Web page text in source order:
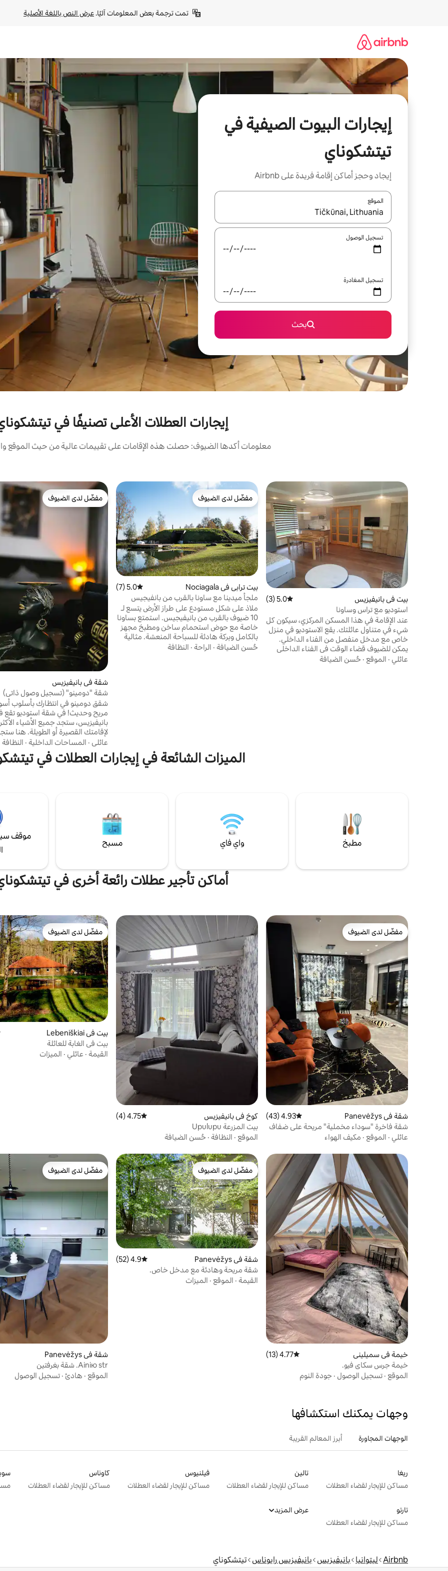
تمت ترجمة بعض المعلومات آليًا. عرض النص باللغة الأصلية
إيجارات البيوت الصيفية في
تيتشكوناي
إيجاد وحجز أماكن إقامة فريدة على Airbnb
الموقع
عند توفر النتائج، انتقل باستخدام السهمين لأعلى ولأسفل أو استكشف عن طريق اللمس أو السحب.
تسجيل الوصول
تسجيل المغادرة
بحث
إيجارات العطلات الأعلى تصنيفًا في
معلومات أكدها الضيوف: حصلت هذه الإقامات على تقييمات عالية من حيث الموقع
بيت في بانيفيزيس متوسط التقييم 5.0 من 5، 3 مراجعات
5.0 (3)
استوديو مع تراس وساونا
عند الإقامة في هذا المسكن المركزي، سيكون كل
شيء في متناول عائلتك. يقع الاستوديو في منزل
خاص مع مدخل منفصل من الفناء الداخلي.
يمكن للضيوف قضاء الوقت في الفناء الداخلي
للمنزل، وفي الشرفة الخارجية، واستخدام الساونا
والشواية الخارجية (شواية، كازان، تندور) مقابل
عائلي · الموقع · حُسن الضيافة
مفضّل لدى الضيوف
مفضّل لدى الضيوف
بيت ترابي في Nociagala متوسط التقييم 5.0 من 5، 7 مراجعات
5.0 (7)
ملجأ ميدينا مع ساونا بالقرب من بانفيجيس
ملاذ على شكل مستودع على طراز الأرض يتسع لـ
10 ضيوف بالقرب من بانيفيجيس. استمتع بساونا
خاصة مع حوض استحمام ساخن ومطبخ مجهز
بالكامل وبركة هادئة للسباحة المنعشة. مثالية
للأصدقاء أو رحلات الفريق أو العطلات على الطراز
حُسن الضيافة · الراحة · النظافة
مفضّل لدى الضيوف
مفضّل لدى الضيوف
شقة في بانيفيزيس
شقة "دومينو" (تسجيل وصول ذاتي)
شقق دومينو في انتظارك بأسلوب
مريح وحديث! في شقة استوديو تقع
بانيفيزيس، ستجد جميع الأشياء
لإقامتك القصيرة أو الطويلة. هنا
مجهز بالكامل ومكيف هواء وسرير
وهدايا من المضيفين. نرحب
أليفة صغيرة أنيقة! ستجد
عائلي · المساحات الداخلية · النظافة
الميزات الشائعة في إيجارات العطلات في
مطبخ واي فاي مسبح
موقف
أماكن تأجير عطلات رائعة أخرى في
مفضّل لدى الضيوف
مفضّل لدى الضيوف
شقة في Panevėžys متوسط التقييم 4.93 من 5، 43 مراجعات
4.93 (43)
شقة فاخرة "سوداء مخملية" مريحة على ضفاف
النهر
عائلي · الموقع · مكيف الهواء
كوخ في بانيفيزيس متوسط التقييم 4.75 من 5، 4 مراجعات
4.75 (4)
بيت المزرعة Upulupu
الموقع · النظافة · حُسن الضيافة
مفضّل لدى الضيوف
مفضّل لدى الضيوف
بيت في Lebeniškiai
بيت في الغابة للعائلة
القيمة · عائلي · الميزات
خيمة في سميليني متوسط التقييم 4.77 من 5، 13 مراجعات
4.77 (13)
خيمة جرس سكاي فيو.
الموقع · تسجيل الوصول · جودة النوم
مفضّل لدى الضيوف
مفضّل لدى الضيوف
شقة في Panevėžys متوسط التقييم 4.9 من 5، 52 مراجعات
4.9 (52)
شقة مريحة وهادئة مع مدخل خاص.
القيمة · الموقع · الميزات
مفضّل لدى الضيوف
مفضّل لدى الضيوف
شقة في Panevėžys
Ainiю str. شقة بغرفتين
الموقع · هادئ · تسجيل الوصول
وجهات يمكنك استكشافها
الوجهات المجاورة أبرز المعالم القريبة
ريغا
مساكن للإيجار لقضاء العطلات
تالين
مساكن للإيجار لقضاء العطلات
فيلنيوس
مساكن للإيجار لقضاء العطلات
كاوناس
مساكن للإيجار لقضاء العطلات
تارتو
مساكن للإيجار لقضاء العطلات
عرض المزيد
Airbnb ليتوانيا بانيفيزيس بانيفيزيس رايوناس تيتشكوناي